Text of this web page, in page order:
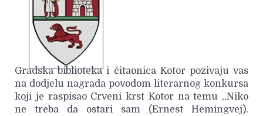
Gradska biblioteka i čitaonica Kotor pozivaju vas
na dodjelu nagrada povodom literarnog konkursa
koji je raspisao Crveni krst Kotor na temu ,,Niko
ne treba da ostari sam (Ernest Hemingvej).